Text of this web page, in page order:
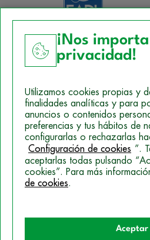
Política de Cookies
Mapa del sitio
Politica de Privacidad
© 2026 Campus Training
¡Nos
privacidad!
Utilizamos cookies propias y
finalidades analíticas y para
anuncios o contenidos
preferencias y tus hábitos de
configurarlas o rechazarlas
Configuración de cookies ”.
aceptarlas todas pulsando
cookies”. Para más
de cookies.
Aceptar